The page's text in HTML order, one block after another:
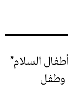
“أطفال السلام”